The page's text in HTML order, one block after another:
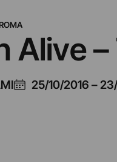
Alive
25/10/2016 –